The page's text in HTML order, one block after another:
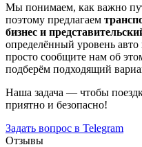
Мы понимаем, как важно
поэтому предлагаем
бизнес и
определённый уровень
просто сообщите нам об
подберём подходящий
Наша задача — чтобы
приятно и безопасно!
Задать вопрос в Telegram
Отзывы